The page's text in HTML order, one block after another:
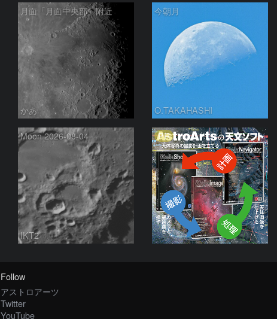
月面「月面中央部」附近
かあ
今朝月
O.TAKAHASHI
Moon 2026-08-04
IKT2
PR
Follow
アストロアーツ
Twitter
YouTube